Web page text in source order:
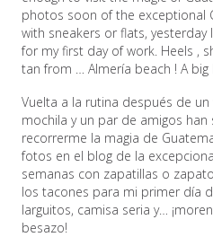
photos soon of the exceptional
with sneakers or flats,
for my first day of work. Heels ,
tan from … Almería beach ! A big
Vuelta a la rutina después de
mochila y un par de amigos
recorrerme la magia de
fotos en el blog de la
semanas con zapatillas o
los tacones para mi primer día
larguitos, camisa seria y…
besazo!